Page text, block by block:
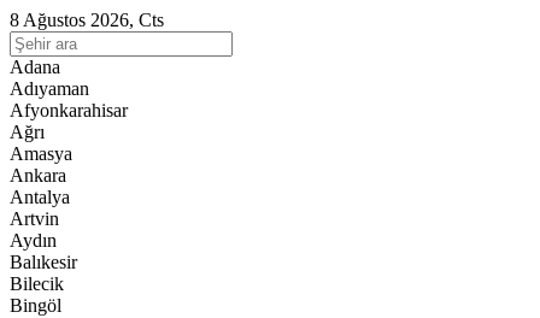
8 Ağustos 2026, Cts
Adana
Adıyaman
Afyonkarahisar
Ağrı
Amasya
Ankara
Antalya
Artvin
Aydın
Balıkesir
Bilecik
Bingöl